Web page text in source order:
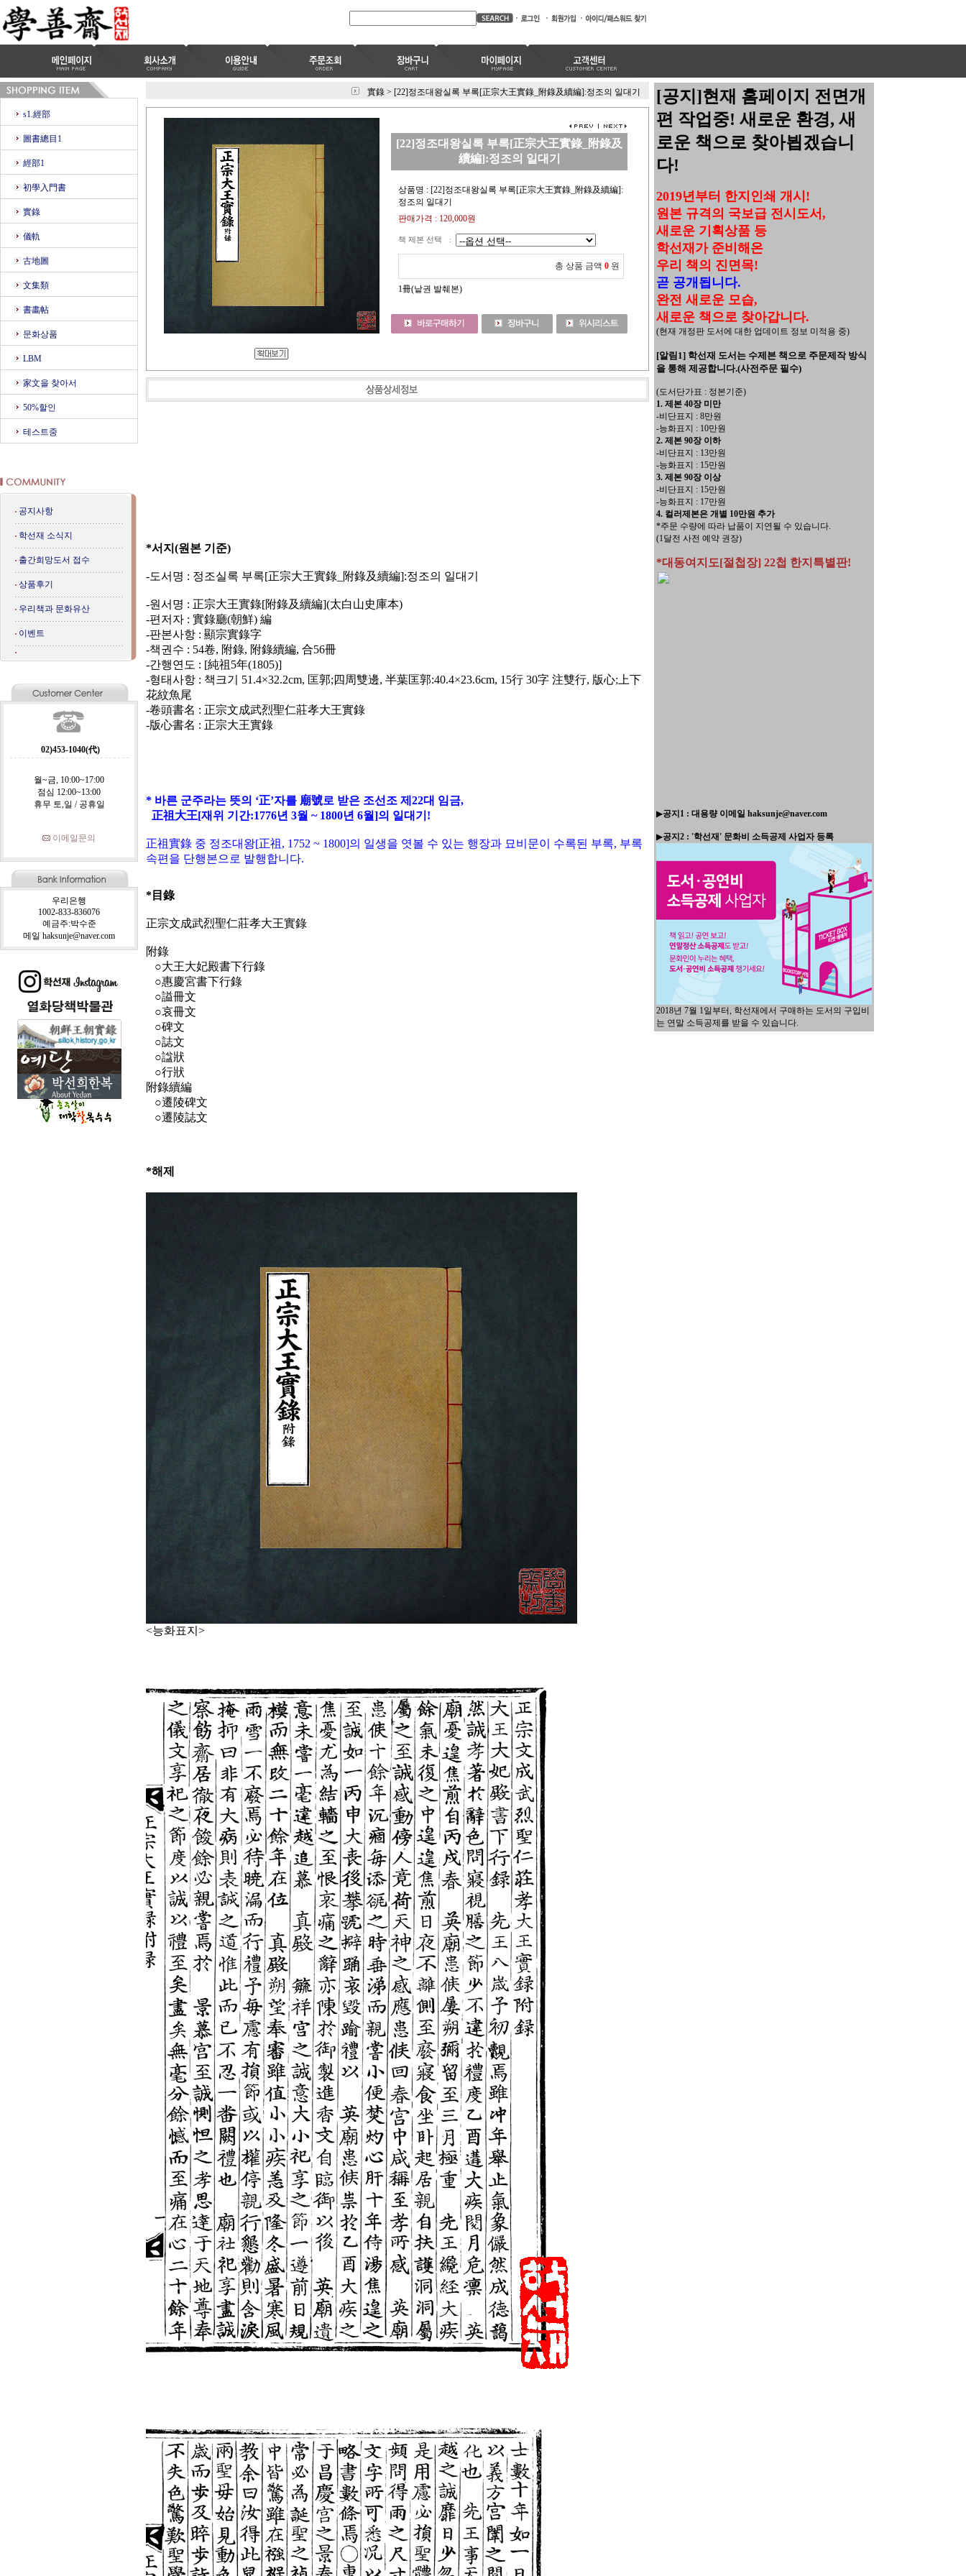
s1.經部
圖書總目1
經部1
初學入門書
實錄
儀軌
古地圖
文集類
書畵帖
문화상품
LBM
家文을 찾아서
50%할인
테스트중
공지사항
학선재 소식지
출간희망도서 접수
상품후기
우리책과 문화유산
이벤트
02)453-1040(代)
월~금, 10:00~17:00
점심 12:00~13:00
휴무 토,일 / 공휴일
이메일문의
우리은행
1002-833-836076
예금주:박수준
메일 haksunje@naver.com
實錄 > [22]정조대왕실록 부록[正宗大王實錄_附錄及續編]:정조의 일대기
[22]정조대왕실록 부록[正宗大王實錄_附錄及
續編]:정조의 일대기
상품명 : [22]정조대왕실록 부록[正宗大王實錄_附錄及續編]:
정조의 일대기
판매가격 : 120,000원
책 제본 선택 :
총 상품 금액 0 원
1冊(낱권 발췌본)
*서지(원본 기준)
-도서명 : 정조실록 부록[正宗大王實錄_附錄及續編]:정조의 일대기
-원서명 : 正宗大王實錄[附錄及續編](太白山史庫本)
-편저자 : 實錄廳(朝鮮) 編
-판본사항 : 顯宗實錄字
-책권수 : 54卷, 附錄, 附錄續編, 合56冊
-간행연도 : [純祖5年(1805)]
-형태사항 : 책크기 51.4×32.2cm, 匡郭;四周雙邊, 半葉匡郭:40.4×23.6cm, 15行 30字 注雙行, 版心;上下
花紋魚尾
-卷頭書名 : 正宗文成武烈聖仁莊孝大王實錄
-版心書名 : 正宗大王實錄
* 바른 군주라는 뜻의 ‘正’자를 廟號로 받은 조선조 제22대 임금,
正祖大王[재위 기간:1776년 3월 ~ 1800년 6월]의 일대기!
正祖實錄 중 정조대왕[正祖, 1752 ~ 1800]의 일생을 엿볼 수 있는 행장과 묘비문이 수록된 부록, 부록
속편을 단행본으로 발행합니다.
*目錄
正宗文成武烈聖仁莊孝大王實錄
附錄
○大王大妃殿書下行錄
○惠慶宮書下行錄
○謚冊文
○哀冊文
○碑文
○誌文
○諡狀
○行狀
附錄續編
○遷陵碑文
○遷陵誌文
*해제
<능화표지>
[공지]현재 홈페이지 전면개
편 작업중! 새로운 환경, 새
로운 책으로 찾아뵙겠습니
다!
2019년부터 한지인쇄 개시!
원본 규격의 국보급 전시도서,
새로운 기획상품 등
학선재가 준비해온
우리 책의 진면목!
곧 공개됩니다.
완전 새로운 모습,
새로운 책으로 찾아갑니다.
(현재 개정판 도서에 대한 업데이트 정보 미적용 중)
[알림1] 학선재 도서는 수제본 책으로 주문제작 방식
을 통해 제공합니다.(사전주문 필수)
(도서단가표 : 정본기준)
1. 제본 40장 미만
-비단표지 : 8만원
-능화표지 : 10만원
2. 제본 90장 이하
-비단표지 : 13만원
-능화표지 : 15만원
3. 제본 90장 이상
-비단표지 : 15만원
-능화표지 : 17만원
4. 컬러제본은 개별 10만원 추가
*주문 수량에 따라 납품이 지연될 수 있습니다.
(1달전 사전 예약 권장)
*대동여지도[절첩장] 22첩 한지특별판!
▶공지1 : 대용량 이메일 haksunje@naver.com
▶공지2 : '학선재' 문화비 소득공제 사업자 등록
2018년 7월 1일부터, 학선재에서 구매하는 도서의 구입비
는 연말 소득공제를 받을 수 있습니다.